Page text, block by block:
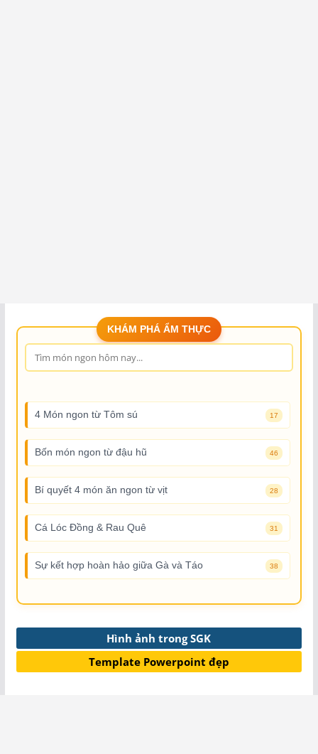
KHÁM PHÁ ẨM THỰC
4 Món ngon từ Tôm sú 17
Bốn món ngon từ đậu hũ 46
Bí quyết 4 món ăn ngon từ vịt 28
Cá Lóc Đồng & Rau Quê 31
Sự kết hợp hoàn hảo giữa Gà và Táo 38
Hình ảnh trong SGK
Template Powerpoint đẹp